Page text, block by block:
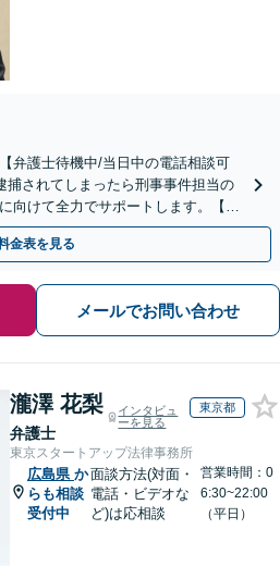
弁護士待機中/当日中の電話相談可
捕されてしまったら刑事事件担当の
向けて全力でサポートします。【毎
対応】
金表を見る
メールでお問い合わせ
瀧澤 花梨
弁護士
インタビュ
ーを見る
東京都
東京スタートアップ法律事務所
広島県 か
らも相談
受付中
面談方法(対面・
電話・ビデオな
ど)は応相談
営業時間：0
6:30~22:00
（平日）